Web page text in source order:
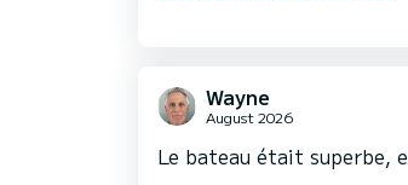
Wayne
August 2026
Le bateau était superbe,